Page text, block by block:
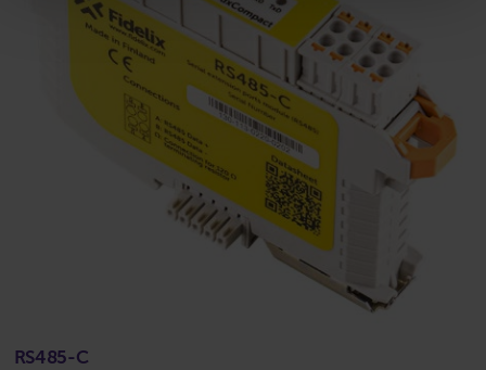
RS485-C